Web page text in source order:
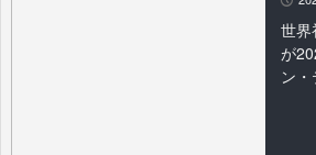
世界
が
ン